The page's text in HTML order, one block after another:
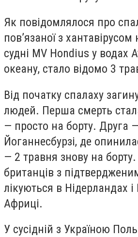
Як повідомлялося про
пов’язаної з хантавірусом
судні MV Hondius у водах
океану, стало відомо 3
Від початку спалаху
людей. Перша смерть
— просто на борту. Друга
Йоганнесбурзі, де
— 2 травня знову на
британців з
лікуються в Нідерландах і
Африці.
У сусідній з Україною